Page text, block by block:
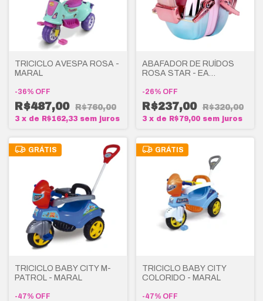
TRICICLO AVESPA ROSA -
MARAL
-36% OFF
R$487,00 R$760,00
3 x de R$162,33 sem juros
ABAFADOR DE RUÍDOS
ROSA STAR - EA
-26% OFF
R$237,00 R$320,00
3 x de R$79,00 sem juros
GRÁTIS
TRICICLO BABY CITY M-
PATROL - MARAL
-47% OFF
GRÁTIS
TRICICLO BABY CITY
COLORIDO - MARAL
-47% OFF